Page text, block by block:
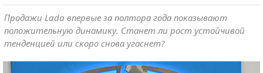
Продажи Lada впервые за полтора года показывают
положительную динамику. Станет ли рост устойчивой
тенденцией или скоро снова угаснет?